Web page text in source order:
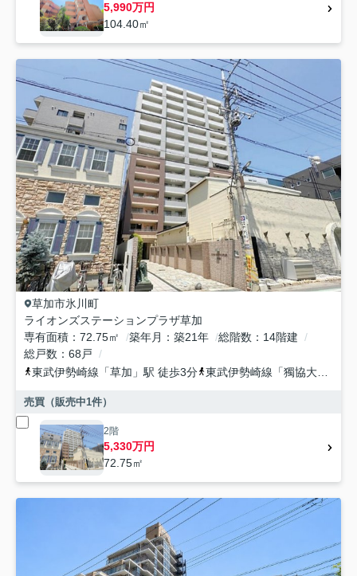
5,990万円
104.40㎡
草加市氷川町
ライオンズステーションプラザ草加
専有面積
72.75㎡ 築年月 築21年 総階数
14階建
総戸数
68戸
東武伊勢崎線 「草加 」駅 徒歩3分 東武伊勢崎線 「獨協大学前
売買（販売中1件）
2階
5,330万円
72.75㎡